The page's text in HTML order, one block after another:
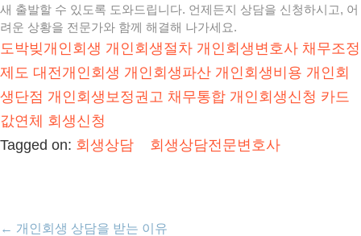
새 출발할 수 있도록 도와드립니다. 언제든지 상담을 신청하시고, 어
려운 상황을 전문가와 함께 해결해 나가세요.
도박빚개인회생 개인회생절차 개인회생변호사 채무조정
제도 대전개인회생 개인회생파산 개인회생비용 개인회
생단점 개인회생보정권고 채무통합 개인회생신청 카드
값연체
회생신청
Tagged on: 회생상담 회생상담전문변호사
← 개인회생 상담을 받는 이유